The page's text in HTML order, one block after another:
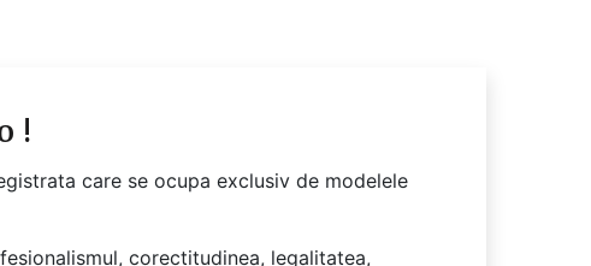
!
care se ocupa exclusiv de modelele
corectitudinea, legalitatea,